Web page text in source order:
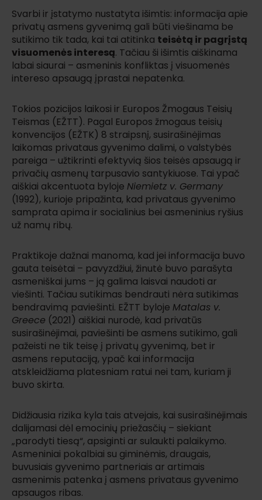
Svarbi ir įstatymo nustatyta išimtis: informacija apie
privatų asmens gyvenimą gali būti viešinama be
sutikimo tik tada, kai tai atitinka teisėtą ir pagrįstą
visuomenės interesą. Tačiau ši išimtis aiškinama
labai siaurai – asmeninis konfliktas į visuomenės
intereso apsaugą įprastai nepatenka.
Tokios pozicijos laikosi ir Europos Žmogaus Teisių
Teismas (EŽTT). Pagal Europos žmogaus teisių
konvencijos (EŽTK) 8 straipsnį, susirašinėjimas
laikomas privataus gyvenimo dalimi, o valstybės
pareiga – užtikrinti efektyvią šios teisės apsaugą ir
privačių asmenų tarpusavio santykiuose. Tai ypač
aiškiai akcentuota byloje Niemietz v. Germany
(1992), kurioje pripažinta, kad privataus gyvenimo
samprata apima ir socialinius bei asmeninius ryšius
už namų ribų.
Praktikoje dažnai manoma, kad jei informacija buvo
gauta teisėtai – pavyzdžiui, žinutė buvo parašyta
asmeniškai jums – ją galima laisvai naudoti ar
viešinti. Tačiau sutikimas bendrauti nėra sutikimas
bendravimą paviešinti. EŽTT byloje Matalas v.
Greece (2021) aiškiai nurodė, kad privatūs
susirašinėjimai, paviešinti be asmens sutikimo, gali
pažeisti ne tik teisę į privatų gyvenimą, bet ir
asmens reputaciją, ypač kai informacija
atskleidžiama platesniam ratui nei tam, kuriam ji
buvo skirta.
Didžiausia rizika kyla tais atvejais, kai susirašinėjimais
dalijamasi dėl emocinių priežasčių – siekiant
„parodyti tiesą“, apsiginti ar sulaukti palaikymo.
Asmeniniai pokalbiai su giminėmis, draugais,
buvusiais gyvenimo partneriais ar artimais
asmenimis patenka į asmens privataus gyvenimo
apsaugos ribas.